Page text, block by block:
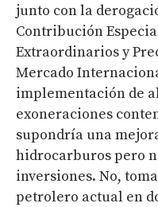
junto con la
Contribución
Extraordinarios y
Mercado
implementación de
exoneraciones
supondría una
hidrocarburos pero
inversiones. No,
petrolero actual en